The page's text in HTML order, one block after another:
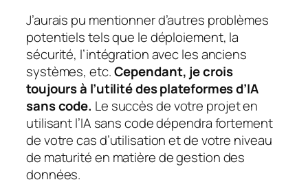
J’aurais pu mentionner d’autres problèmes
potentiels tels que le déploiement, la
sécurité, l’intégration avec les anciens
systèmes, etc.Cependant, je crois
toujours à l’utilité des plateformes d’IA
sans code. Le succès de votre projet en
utilisant l’IA sans code dépendra fortement
de votre cas d’utilisation et de votre niveau
de maturité en matière de gestion des
données.